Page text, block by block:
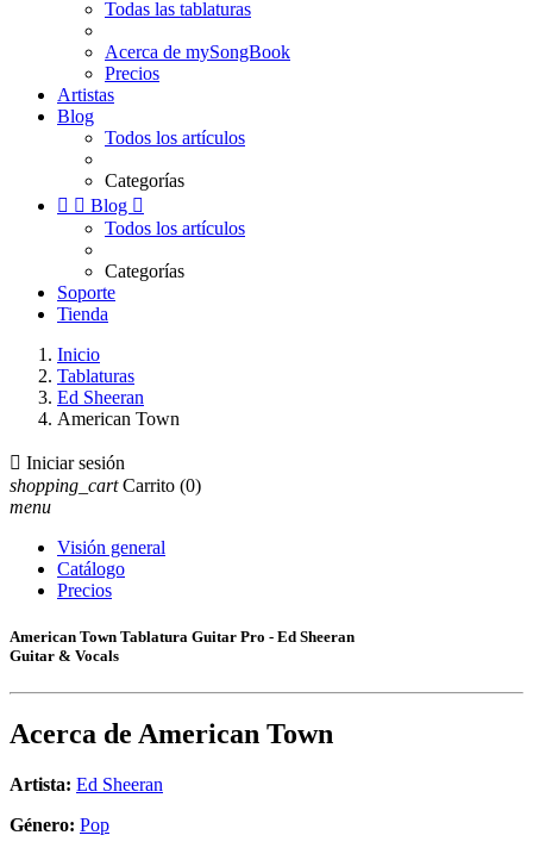
Todas las tablaturas
Acerca de mySongBook
Precios
Artistas
Blog
Todos los artículos
Categorías
  Blog 
Todos los artículos
Categorías
Soporte
Tienda
Inicio
Tablaturas
Ed Sheeran
American Town
 Iniciar sesión
shopping_cart Carrito (0)
menu
Visión general
Catálogo
Precios
American Town Tablatura Guitar Pro - Ed Sheeran
Guitar & Vocals
Acerca de American Town
Artista: Ed Sheeran
Género: Pop